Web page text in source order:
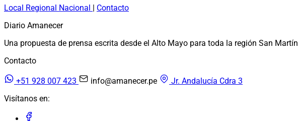
Local Regional Nacional | Contacto
Diario Amanecer
Una propuesta de prensa escrita desde el Alto Mayo para toda la región San Martín
Contacto
+51 928 007 423 info@amanecer.pe
Jr. Andalucía Cdra 3
Visítanos en: